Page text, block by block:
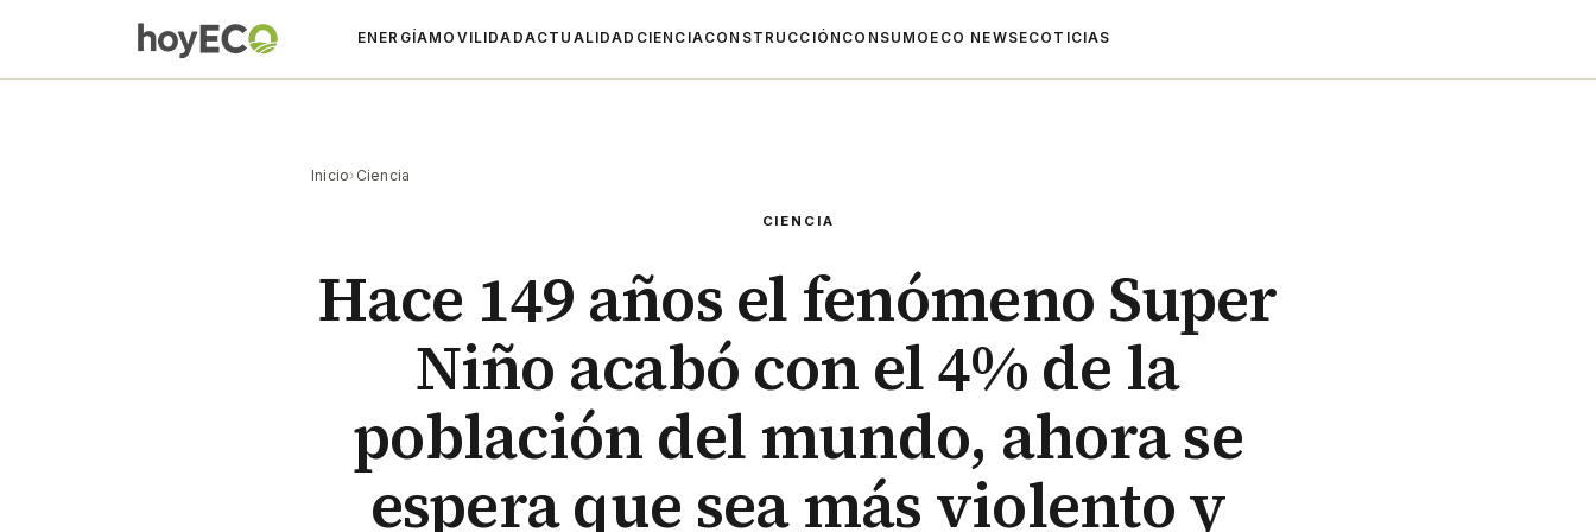
ENERGÍA MOVILIDADACTUALIDAD CIENCIACONSTRUCCIÓN CONSUMO ECO NEWS ECOTICIAS
Inicio› Ciencia
CIENCIA
Hace 149 años el fenómeno Super
Niño acabó con el 4% de la
población del mundo, ahora se
espera que sea más violento y